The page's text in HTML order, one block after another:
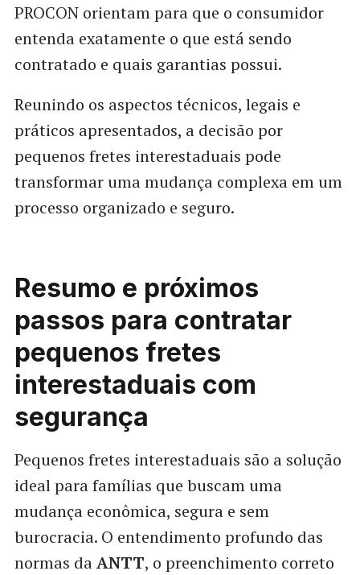
PROCON orientam para que o consumidor
entenda exatamente o que está sendo
contratado e quais garantias possui.
Reunindo os aspectos técnicos, legais e
práticos apresentados, a decisão por
pequenos fretes interestaduais pode
transformar uma mudança complexa em um
processo organizado e seguro.
Resumo e próximos
passos para contratar
pequenos fretes
interestaduais com
segurança
Pequenos fretes interestaduais são a solução
ideal para famílias que buscam uma
mudança econômica, segura e sem
burocracia. O entendimento profundo das
normas daANTT, o preenchimento correto